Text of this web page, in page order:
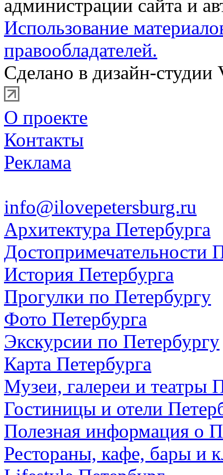
администрации сайта и
Использование
правообладателей.
Сделано в дизайн-студии
О проекте
Контакты
Реклама
info@ilovepetersburg.ru
Архитектура Петербурга
Достопримечательности
История Петербурга
Прогулки по Петербургу
Фото Петербурга
Экскурсии по Петербургу
Карта Петербурга
Музеи, галереи и театры
Гостиницы и отели
Полезная информация о
Рестораны, кафе, бары и